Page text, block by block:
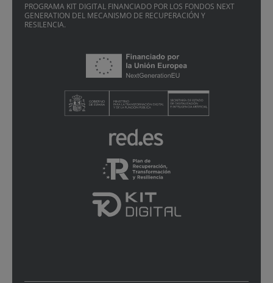
PROGRAMA KIT DIGITAL FINANCIADO POR LOS FONDOS NEXT
GENERATION DEL MECANISMO DE RECUPERACIÓN Y
RESILENCIA.